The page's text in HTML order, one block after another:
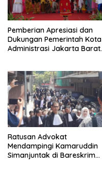
Pemberian Apresiasi dan
Dukungan Pemerintah Kota
Administrasi Jakarta Barat
Jelajah Sahabat Perempuan
dan Anak ( SAPA )
Ratusan Advokat
Mendampingi Kamaruddin
Simanjuntak di Bareskrim